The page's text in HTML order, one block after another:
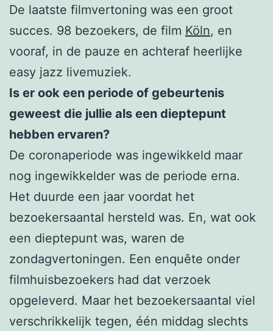
De laatste filmvertoning was een groot
succes. 98 bezoekers, de film Köln, en
vooraf, in de pauze en achteraf heerlijke
easy jazz livemuziek.
Is er ook een periode of gebeurtenis
geweest die jullie als een dieptepunt
hebben ervaren?
De coronaperiode was ingewikkeld maar
nog ingewikkelder was de periode erna.
Het duurde een jaar voordat het
bezoekersaantal hersteld was. En, wat ook
een dieptepunt was, waren de
zondagvertoningen. Een enquête onder
filmhuisbezoekers had dat verzoek
opgeleverd. Maar het bezoekersaantal viel
verschrikkelijk tegen, één middag slechts